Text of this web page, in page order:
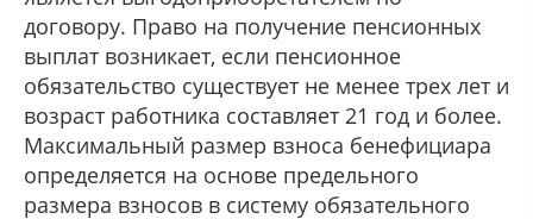
договору. Право на получение пенсионных
выплат возникает, если пенсионное
обязательство существует не менее трех лет и
возраст работника составляет 21 год и более.
Максимальный размер взноса бенефициара
определяется на основе предельного
размера взносов в систему обязательного